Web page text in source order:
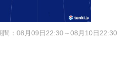
間：08月09日22:30～08月10日22:30